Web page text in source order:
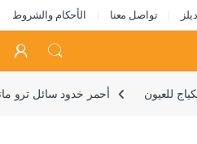
تواصل معنا الأحكام والشروط
للعيون أحمر خدود سائل ترو